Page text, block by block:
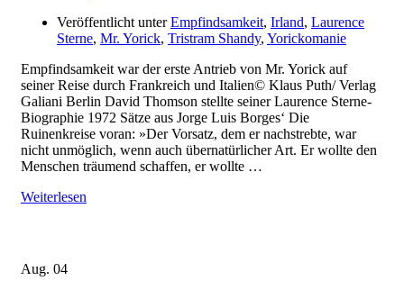
Veröffentlicht unterEmpfindsamkeit, Irland, Laurence
Sterne, Mr. Yorick, Tristram Shandy, Yorickomanie
Empfindsamkeit war der erste Antrieb von Mr. Yorick auf
seiner Reise durch Frankreich und Italien© Klaus Puth/ Verlag
Galiani Berlin David Thomson stellte seiner Laurence Sterne-
Biographie 1972 Sätze aus Jorge Luis Borges‘ Die
Ruinenkreise voran: »Der Vorsatz, dem er nachstrebte, war
nicht unmöglich, wenn auch übernatürlicher Art. Er wollte den
Menschen träumend schaffen, er wollte …
Weiterlesen
Aug. 04